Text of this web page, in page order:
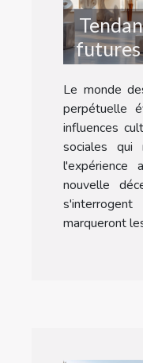
futures
Le monde
perpétuelle
influences
sociales qui
l'expérience
nouvelle
marqueront